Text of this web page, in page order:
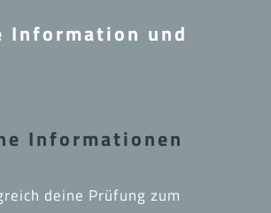
Information und
Informationen
deine Prüfung zum